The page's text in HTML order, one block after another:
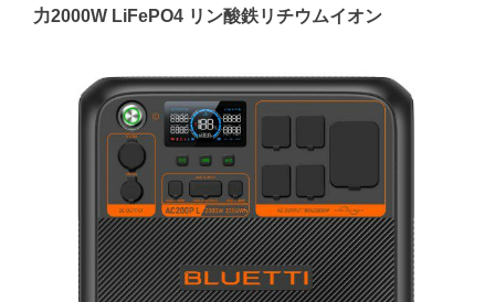
力2000W LiFePO4 リン酸鉄リチウムイオン